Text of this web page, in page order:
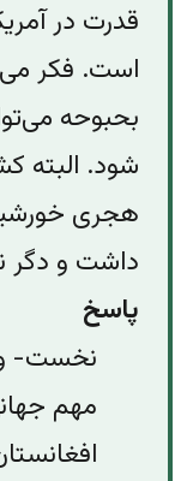
قدرت در
است. فکر
بحبوحه
شود. البته
هجری
داشت و دگر
پاسخ
نخست-
مهم